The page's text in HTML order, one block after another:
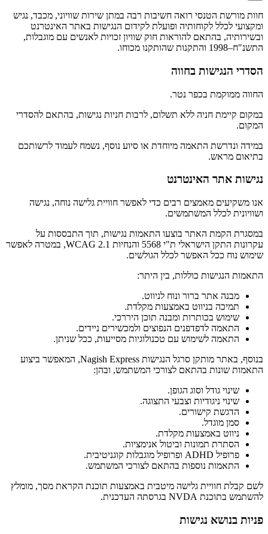
חוות מורשת הטנסי רואה חשיבות רבה במתן שירות שוויוני, מכבד, נגיש
ומקצועי לכלל לקוחותיה ופועלת לקידום הנגישות באתר האינטרנט
ובשירותיה, בהתאם להוראות חוק שוויון זכויות לאנשים עם מוגבלות,
התשנ"ח–1998 והתקנות שהותקנו מכוחו.
הסדרי הנגישות בחווה
החווה ממוקמת בכפר נטר.
במקום קיימת חניה ללא תשלום, לרבות חניות נגישות, בהתאם להסדרי
המקום.
במידה ונדרשת התאמה מיוחדת או סיוע נוסף, נשמח לעמוד לרשותכם
בתיאום מראש.
נגישות אתר האינטרנט
אנו משקיעים מאמצים רבים כדי לאפשר חוויית גלישה נוחה, נגישה
ושוויונית לכלל המשתמשים.
במסגרת הקמת האתר בוצעו התאמות נגישות, תוך התבססות על
עקרונות התקן הישראלי ת"י 5568 והנחיות WCAG 2.1, במטרה לאפשר
שימוש נוח ככל האפשר לכלל הגולשים.
התאמות הנגישות כוללות, בין היתר:
מבנה אתר ברור ונוח לניווט.
תמיכה בניווט באמצעות מקלדת.
שימוש בכותרות ומבנה תוכן היררכי.
התאמה לדפדפנים הנפוצים ולמכשירים ניידים.
התאמה לשימוש עם טכנולוגיות מסייעות, ככל שניתן.
בנוסף, באתר מותקן סרגל הנגישות Nagish Express, המאפשר ביצוע
התאמות שונות בהתאם לצורכי המשתמש, ובהן:
שינוי גודל וסוג הגופן.
שינוי ניגודיות וצבעי התצוגה.
הדגשת קישורים.
סמן מוגדל.
ניווט באמצעות מקלדת.
הסתרת תמונות וביטול אנימציות.
פרופיל ADHD ופרופיל מוגבלות קוגניטיבית.
התאמות נוספות בהתאם לצורכי המשתמש.
לשם קבלת חוויית גלישה מיטבית באמצעות תוכנת הקראת מסך, מומלץ
להשתמש בתוכנת NVDA בגרסתה העדכנית.
פניות בנושא נגישות